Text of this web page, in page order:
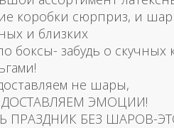
коробки сюрприз, и
и близких
боксы- забудь о скучных
не шары,
ЭМОЦИИ!
ПРАЗДНИК БЕЗ ШАРОВ-